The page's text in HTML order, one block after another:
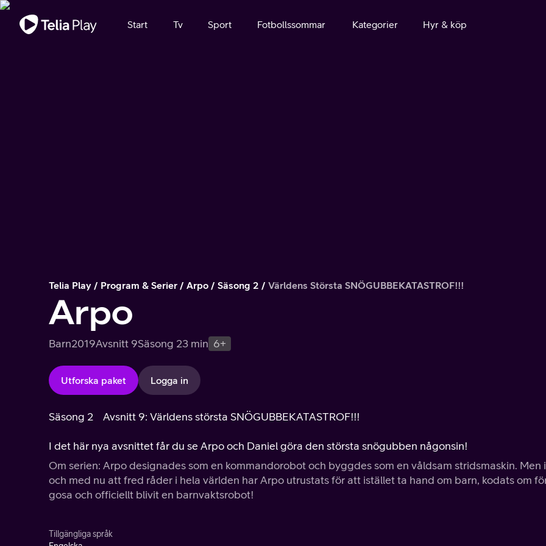
Viktigt meddelande
Start Tv Sport Fotbollssommar Kategorier Hyr & köp
Telia Play Program & Serier Arpo Säsong 2 Världens Största SNÖGUBBEKATASTROF!!!
Arpo
Barn2019Avsnitt 9Säsong 23 min 6+
Utforska paket Logga in
Säsong 2 Avsnitt 9: Världens största SNÖGUBBEKATASTROF!!!
I det här nya avsnittet får du se Arpo och Daniel göra den största snögubben någonsin!
Om serien: Arpo designades som en kommandorobot och byggdes som en våldsam stridsmaskin. Men i
och med nu att fred råder i hela världen har Arpo utrustats för att istället ta hand om barn, kodats om
gosa och officiellt blivit en barnvaktsrobot!
Tillgängliga språk